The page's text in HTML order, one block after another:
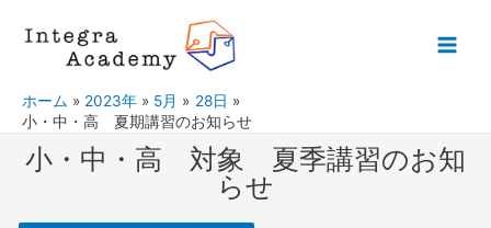
ホーム 2023年 5月
28日
小・中・高 夏期講習のお知らせ
小・中・高 対象 夏季講習のお知
らせ